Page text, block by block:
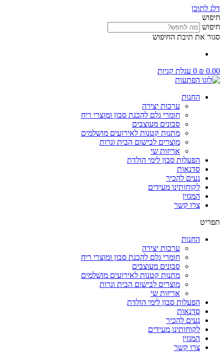
דלג לתוכן
חיפוש
חיפוש
סגור את תיבת החיפוש
₪ 0.00
0 עגלת קניות
החנות
ערכות יצירה
חומרי גלם להכנת סבון ומוצרי ריח
סבונים מעוצבים
מתנות קטנות לאירועים מושלמים
מוצרים לבישום הבית ונרות
אריזות שי
הפעלות סבון לימי הולדת
סדנאות
נעים להכיר
לקוחותינו מעידים
המגזין
צרו קשר
תפריט
החנות
ערכות יצירה
חומרי גלם להכנת סבון ומוצרי ריח
סבונים מעוצבים
מתנות קטנות לאירועים מושלמים
מוצרים לבישום הבית ונרות
אריזות שי
הפעלות סבון לימי הולדת
סדנאות
נעים להכיר
לקוחותינו מעידים
המגזין
צרו קשר